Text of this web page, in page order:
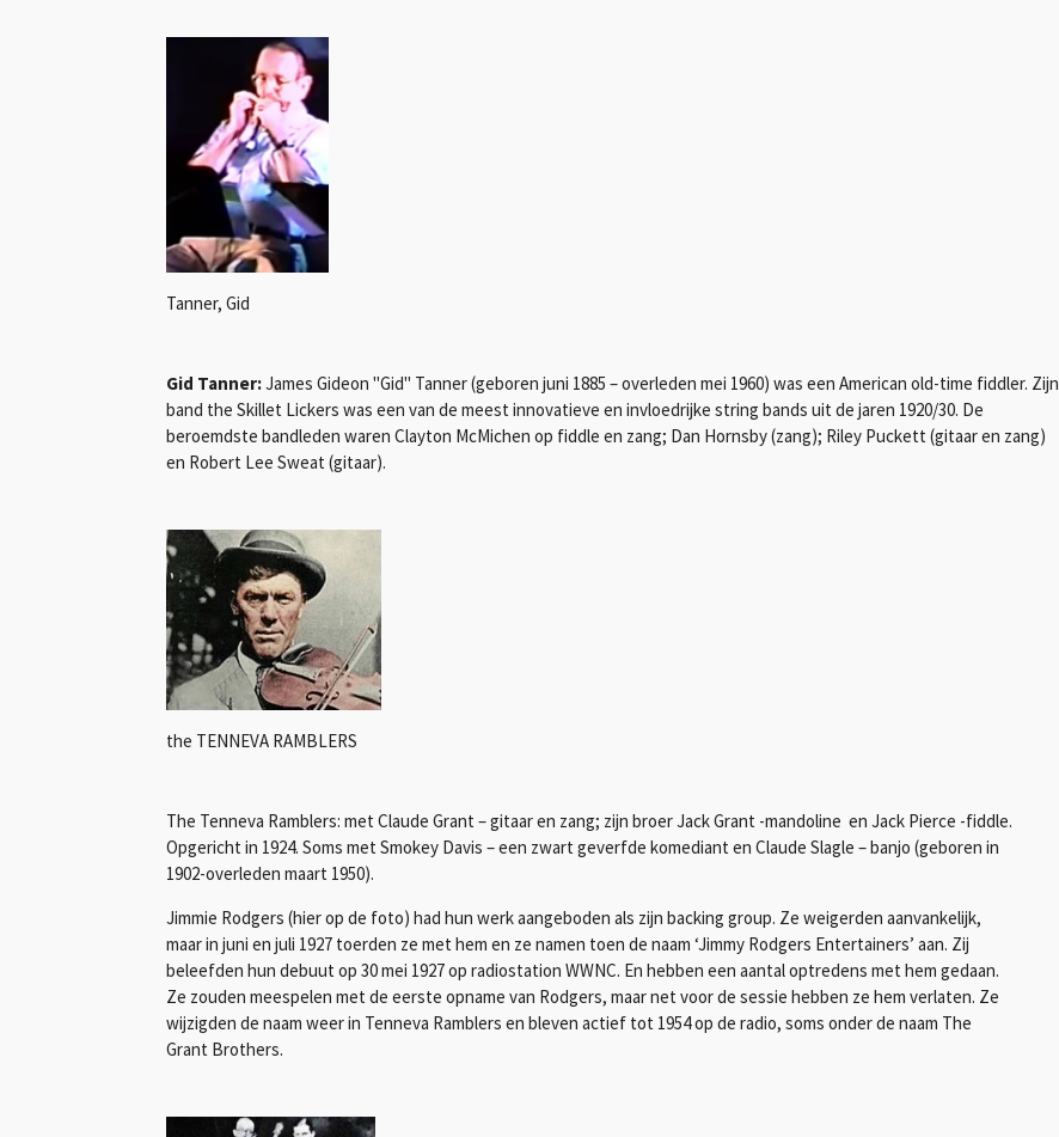
Tanner, Gid
Gid Tanner:James Gideon "Gid" Tanner (geboren juni 1885 – overleden mei 1960) was een American old-time fiddler. Zijn
band the Skillet Lickers was een van de meest innovatieve en invloedrijke string bands uit de jaren 1920/30. De
beroemdste bandleden waren Clayton McMichen op fiddle en zang; Dan Hornsby (zang); Riley Puckett (gitaar en zang)
en Robert Lee Sweat (gitaar).
the TENNEVA RAMBLERS
The Tenneva Ramblers: met Claude Grant – gitaar en zang; zijn broer Jack Grant -mandoline en Jack Pierce -fiddle.
Opgericht in 1924. Soms met Smokey Davis – een zwart geverfde komediant en Claude Slagle – banjo (geboren in
1902-overleden maart 1950).
Jimmie Rodgers (hier op de foto) had hun werk aangeboden als zijn backing group. Ze weigerden aanvankelijk,
maar in juni en juli 1927 toerden ze met hem en ze namen toen de naam ‘Jimmy Rodgers Entertainers’ aan. Zij
beleefden hun debuut op 30 mei 1927 op radiostation WWNC. En hebben een aantal optredens met hem gedaan.
Ze zouden meespelen met de eerste opname van Rodgers, maar net voor de sessie hebben ze hem verlaten. Ze
wijzigden de naam weer in Tenneva Ramblers en bleven actief tot 1954 op de radio, soms onder de naam The
Grant Brothers.